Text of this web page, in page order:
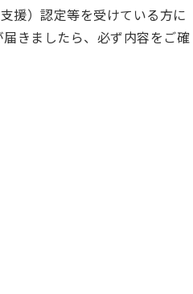
援）認定等を受けている方に
きましたら、必ず内容をご確